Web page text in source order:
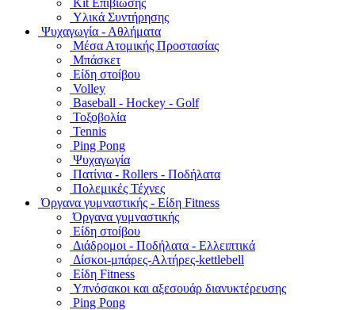
Kit Επιβίωσης
Υλικά Συντήρησης
Ψυχαγωγία - Αθλήματα
Μέσα Ατομικής Προστασίας
Μπάσκετ
Είδη στοίβου
Volley
Baseball - Hockey - Golf
Τοξοβολία
Tennis
Ping Pong
Ψυχαγωγία
Πατίνια - Rollers - Ποδήλατα
Πολεμικές Τέχνες
Όργανα γυμναστικής - Είδη Fitness
Όργανα γυμναστικής
Είδη στοίβου
Διάδρομοι - Ποδήλατα - Ελλειπτικά
Δίσκοι-μπάρες-Αλτήρες-kettlebell
Είδη Fitness
Υπνόσακοι και αξεσουάρ διανυκτέρευσης
Ping Pong